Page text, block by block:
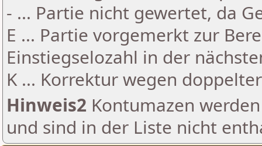
- ... Partie nicht gewertet, da
E ... Partie vorgemerkt zur
Einstiegselozahl in der
K ... Korrektur wegen
Hinweis2 Kontumazen
und sind in der Liste nicht